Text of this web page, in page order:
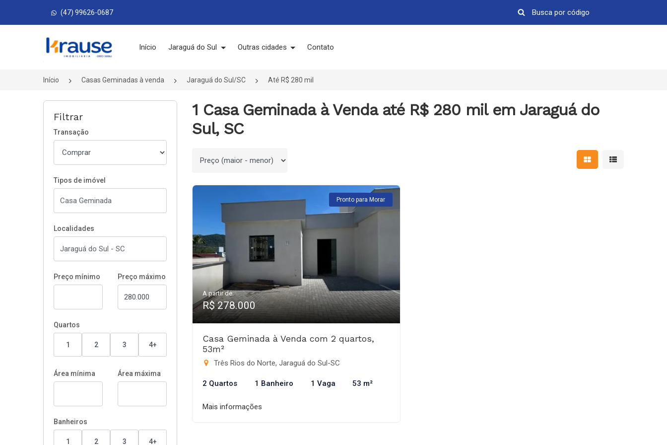
(47) 99626-0687
Página inicial
Início Jaraguá do Sul Outras cidades Contato
Início Casas Geminadas à venda Jaraguá do Sul/SC Até R$ 280 mil
Filtrar
Transação
Tipos de imóvel
Localidades
Preço mínimo Preço máximo
Quartos
1 2 3 4+
Área mínima Área máxima
Banheiros
1 2 3 4+
1 Casa Geminada à Venda até R$ 280 mil em Jaraguá do
Sul, SC
Ordenar por Mostrar resultados em
Mostrar
Pronto para Morar
A partir de:
R$ 278.000
Casa Geminada à Venda com 2 quartos,
53m²
Três Rios do Norte, Jaraguá do Sul-SC
2 Quartos 1 Banheiro 1 Vaga 53 m²
Mais informações